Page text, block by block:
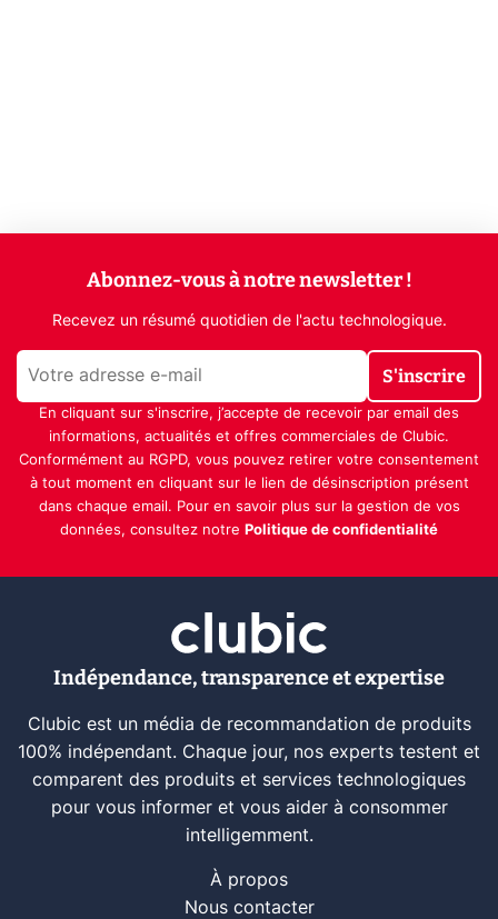
Abonnez-vous à notre newsletter !
Recevez un résumé quotidien de l'actu technologique.
S'inscrire
En cliquant sur s'inscrire, j’accepte de recevoir par email des
informations, actualités et offres commerciales de Clubic.
Conformément au RGPD, vous pouvez retirer votre consentement
à tout moment en cliquant sur le lien de désinscription présent
dans chaque email. Pour en savoir plus sur la gestion de vos
données, consultez notre Politique de confidentialité
Indépendance, transparence et expertise
Clubic est un média de recommandation de produits
100% indépendant. Chaque jour, nos experts testent et
comparent des produits et services technologiques
pour vous informer et vous aider à consommer
intelligemment.
À propos
Nous contacter